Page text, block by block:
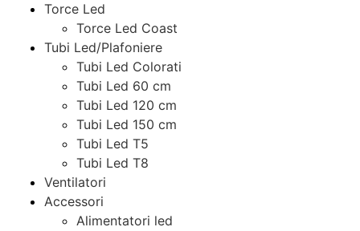
Torce Led
Torce Led Coast
Tubi Led/Plafoniere
Tubi Led Colorati
Tubi Led 60 cm
Tubi Led 120 cm
Tubi Led 150 cm
Tubi Led T5
Tubi Led T8
Ventilatori
Accessori
Alimentatori led